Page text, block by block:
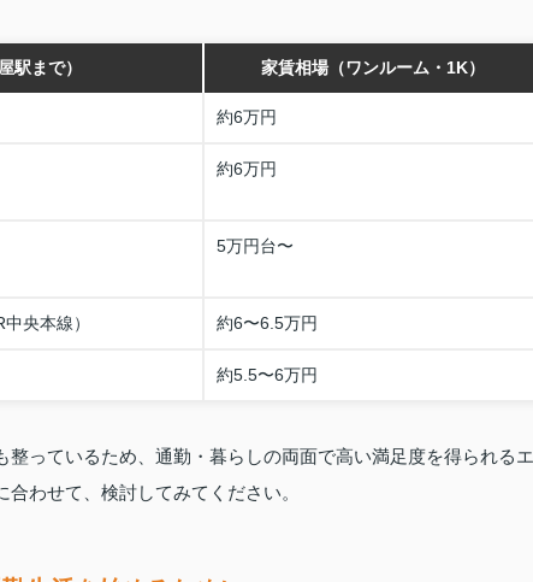
駅まで） 家賃相場（ワンルーム・1K）
約6万円
約6万円
5万円台〜
央本線） 約6〜6.5万円
約5.5〜6万円
っているため、通勤・暮らしの両面で高い満足度を得られるエ
わせて、検討してみてください。